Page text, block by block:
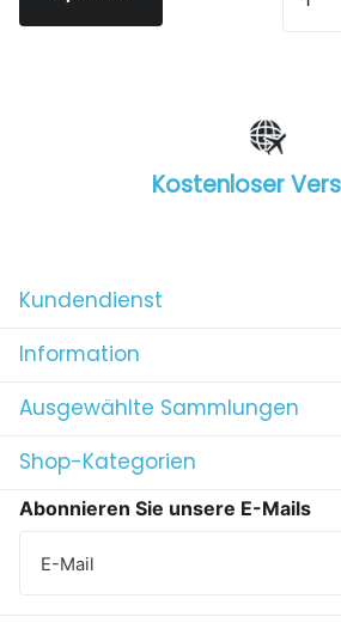
Kostenloser
Kundendienst
Information
Ausgewählte Sammlungen
Shop-Kategorien
Abonnieren Sie unsere E-Mails